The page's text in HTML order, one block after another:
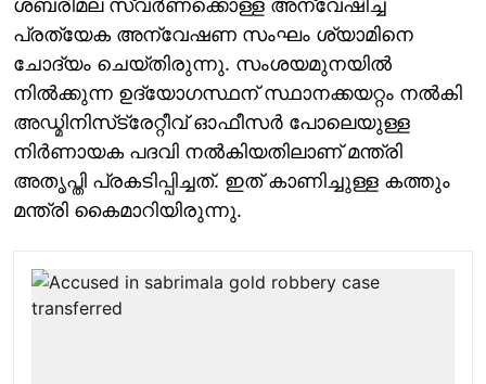
ശബരിമല സ്വർണക്കൊള്ള അന്വേഷിച്ച
പ്രത്യേക അന്വേഷണ സംഘം ശ്യാമിനെ
ചോദ്യം ചെയ്തിരുന്നു. സംശയമുനയിൽ
നിൽക്കുന്ന ഉദ്യോഗസ്ഥന് സ്ഥാനക്കയറ്റം നൽകി
അഡ്മിനിസ്‌ട്രേറ്റീവ് ഓഫീസർ പോലെയുള്ള
നിർണായക പദവി നൽകിയതിലാണ് മന്ത്രി
അതൃപ്തി പ്രകടിപ്പിച്ചത്. ഇത് കാണിച്ചുള്ള കത്തും
മന്ത്രി കൈമാറിയിരുന്നു.